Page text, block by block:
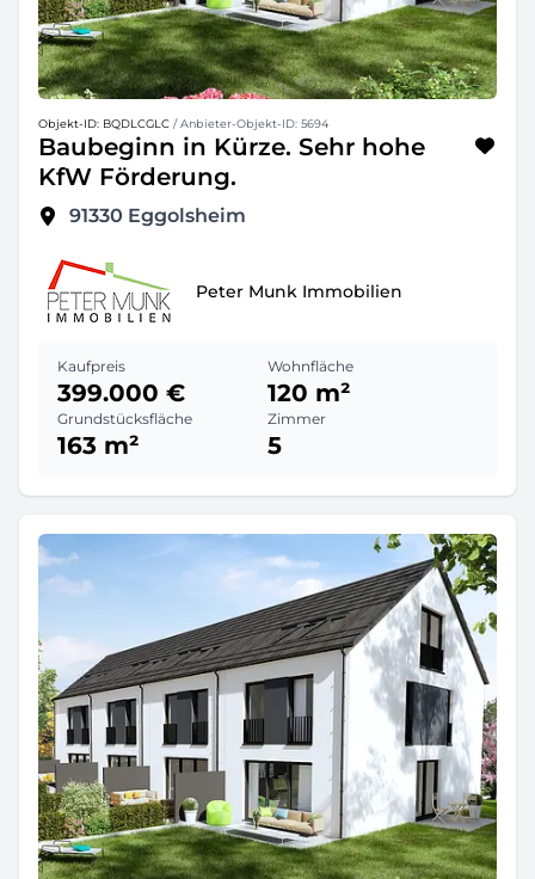
Objekt-ID: BQDLCGLC / Anbieter-Objekt-ID: 5694
Baubeginn in Kürze. Sehr hohe
KfW Förderung.
91330 Eggolsheim
Peter Munk Immobilien
Kaufpreis
399.000 €
Wohnfläche
120 m²
Grundstücksfläche
163 m²
Zimmer
5